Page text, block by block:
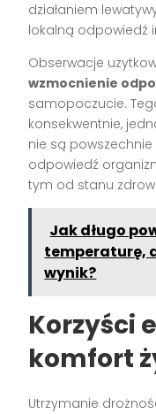
działaniem
lokalną odpowiedź
Obserwacje
wzmocnienie
samopoczucie.
konsekwentnie,
nie są
odpowiedź
tym od stanu
Jak długo
temperaturę,
wynik?
Korzyści
komfort
Utrzymanie